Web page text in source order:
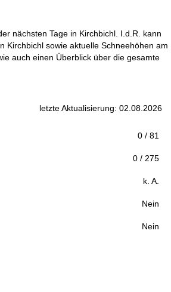
nächsten Tage in Kirchbichl. I.d.R. kann
Kirchbichl sowie aktuelle Schneehöhen am
auch einen Überblick über die gesamte
letzte Aktualisierung: 02.08.2026
0 / 81
0 / 275
k. A.
Nein
Nein